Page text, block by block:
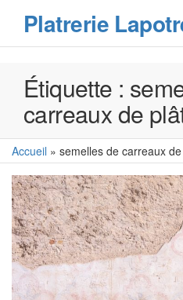
Platrerie
Étiquette :
carreaux de
Accueil » semelles de carreaux